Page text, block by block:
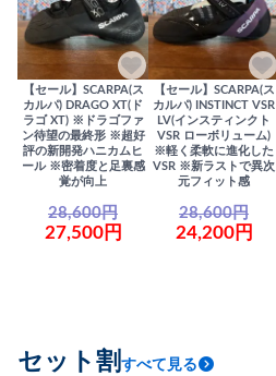
【セール】SCARPA(ス
カルパ) DRAGO XT(ド
ラゴ XT) ※ドラゴファ
ン待望の最終形 ※超好
評の新開発ハニカムヒ
ール ※密着度と足裏感
覚が向上
28,600円
27,500円
【セール】SCARPA(ス
カルパ) INSTINCT VSR
LV(インスティンクト
VSR ローボリューム)
※軽く柔軟に進化した
VSR ※新ラストで異次
元フィット感
28,600円
24,200円
セット割 すべて見る